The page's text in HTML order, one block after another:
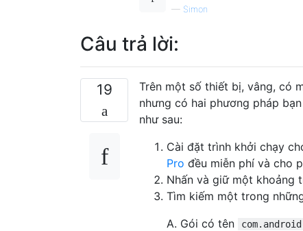
— Simon
Câu trả lời:
19
Trên một số thiết bị, vâng, có
nhưng có hai phương pháp
như sau:
Cài đặt trình khởi chạy
Pro đều miễn phí và cho
Nhấn và giữ một khoảng
Tìm kiếm một trong
A. Gói có tên